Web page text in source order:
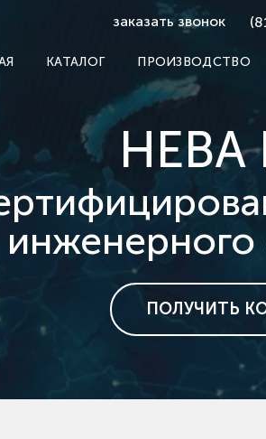
заказать звонок
КАТАЛОГ ПРОИЗВОДСТВО
НЕВА
ПОЛУЧИТЬ